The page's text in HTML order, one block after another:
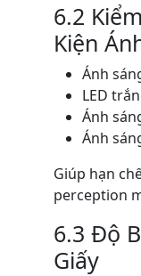
6.2
Kiện
Ánh
LED
Ánh
Ánh
Giúp hạn
perception
6.3 Độ
Giấy